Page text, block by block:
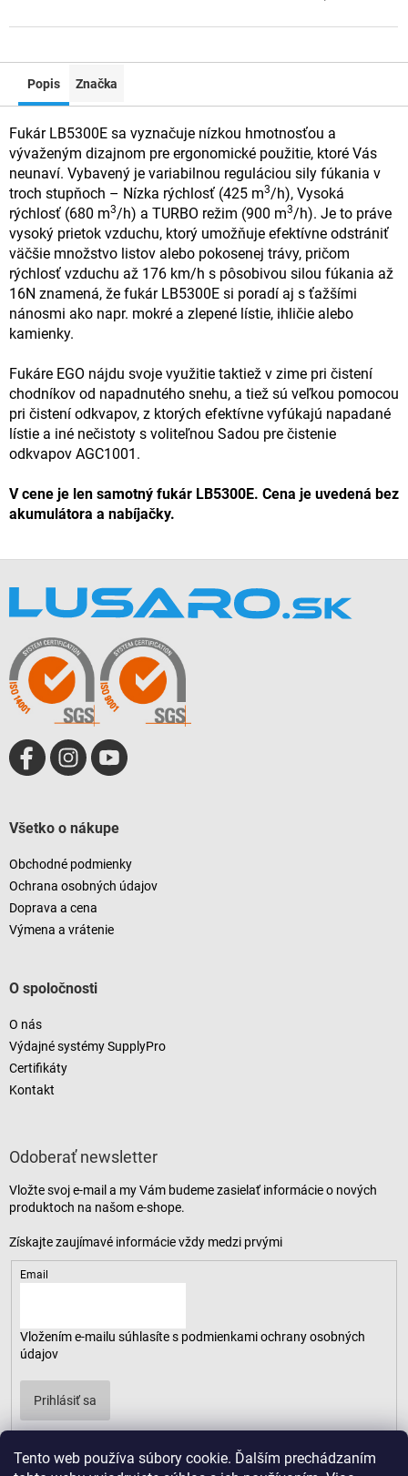
Tento web používa súbory cookie. Ďalším prechádzaním
Popis Značka
Fukár LB5300E sa vyznačuje nízkou hmotnosťou a
vývaženým dizajnom pre ergonomické použitie, ktoré Vás
neunaví. Vybavený je variabilnou reguláciou sily fúkania v
troch stupňoch – Nízka rýchlosť (425 m3/h), Vysoká
rýchlosť (680 m3/h) a TURBO režim (900 m3/h). Je to práve
vysoký prietok vzduchu, ktorý umožňuje efektívne odstrániť
väčšie množstvo listov alebo pokosenej trávy, pričom
rýchlosť vzduchu až 176 km/h s pôsobivou silou fúkania až
16N znamená, že fukár LB5300E si poradí aj s ťažšími
nánosmi ako napr. mokré a zlepené lístie, ihličie alebo
kamienky.
Fukáre EGO nájdu svoje využitie taktiež v zime pri čistení
chodníkov od napadnutého snehu, a tiež sú veľkou pomocou
pri čistení odkvapov, z ktorých efektívne vyfúkajú napadané
lístie a iné nečistoty s voliteľnou Sadou pre čistenie
odkvapov AGC1001.
V cene je len samotný fukár LB5300E. Cena je uvedená bez
akumulátora a nabíjačky.
Všetko o nákupe
Obchodné podmienky
Ochrana osobných údajov
Doprava a cena
Výmena a vrátenie
O spoločnosti
O nás
Výdajné systémy SupplyPro
Certifikáty
Kontakt
Odoberať newsletter
Vložte svoj e-mail a my Vám budeme zasielať informácie o nových
produktoch na našom e-shope.
Email
Vložením e-mailu súhlasíte s podmienkami ochrany osobných
údajov
Prihlásiť sa